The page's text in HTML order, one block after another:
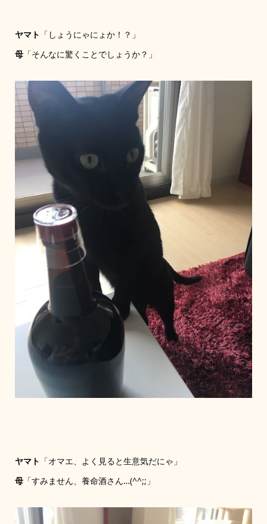
ヤマト 「しょうにゃにょか！？」
母「そんなに驚くことでしょうか？」
ヤマト 「オマエ、よく見ると生意気だにゃ」
母「すみません、養命酒さん…(^^;;」